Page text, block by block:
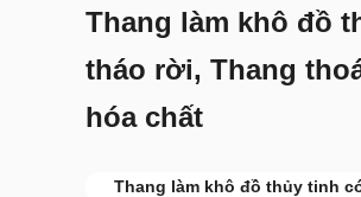
Thang làm khô đồ
tháo rời, Thang
hóa chất
Thang làm khô đồ thủy tinh